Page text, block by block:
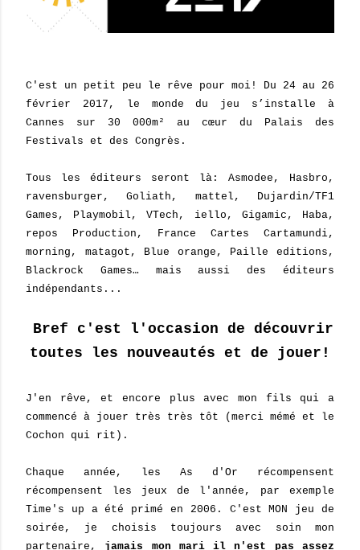
C'est un petit peu le rêve pour moi! Du 24 au 26
février 2017, le monde du jeu s’installe à
Cannes sur 30 000m² au cœur du Palais des
Festivals et des Congrès.
Tous les éditeurs seront là: Asmodee, Hasbro,
ravensburger, Goliath, mattel, Dujardin/TF1
Games, Playmobil, VTech, iello, Gigamic, Haba,
repos Production, France Cartes Cartamundi,
morning, matagot, Blue orange, Paille editions,
Blackrock Games… mais aussi des éditeurs
indépendants...
Bref c'est l'occasion de découvrir
toutes les nouveautés et de jouer!
J'en rêve, et encore plus avec mon fils qui a
commencé à jouer très très tôt (merci mémé et le
Cochon qui rit).
Chaque année, les As d'Or récompensent
récompensent les jeux de l'année, par exemple
Time's up a été primé en 2006. C'est MON jeu de
soirée, je choisis toujours avec soin mon
partenaire, jamais mon mari il n'est pas assez